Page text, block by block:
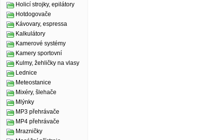
Holicí strojky, epilátory
Hotdogovače
Kávovary, espressa
Kalkulátory
Kamerové systémy
Kamery sportovní
Kulmy, žehličky na vlasy
Lednice
Meteostanice
Mixéry, šlehače
Mlýnky
MP3 přehrávače
MP4 přehrávače
Mrazničky